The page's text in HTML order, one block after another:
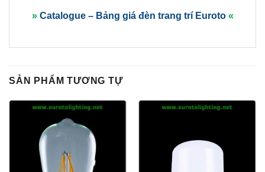
» Catalogue – Bảng giá đèn trang trí Euroto «
SẢN PHẨM TƯƠNG TỰ